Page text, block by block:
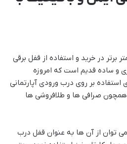
برتر در خرید و استفاده از قفل برقی
و ساده قدیم است که امروزه
استفاده بر روی درب ورودی آپارتمانی
صرافی ها و طلافروشی ها
می توان از آن ها به عنوان قفل درب